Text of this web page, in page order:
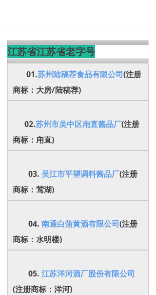
江苏省江苏省老字号
01.苏州陆稿荐食品有限公司(注册
商标：大房/陆稿荐)
02.苏州市吴中区甪直酱品厂(注册
商标：甪直)
03. 吴江市平望调料酱品厂(注册
商标：莺湖)
04. 南通白蒲黄酒有限公司(注册
商标：水明楼)
05. 江苏洋河酒厂股份有限公司
(注册商标：洋河)